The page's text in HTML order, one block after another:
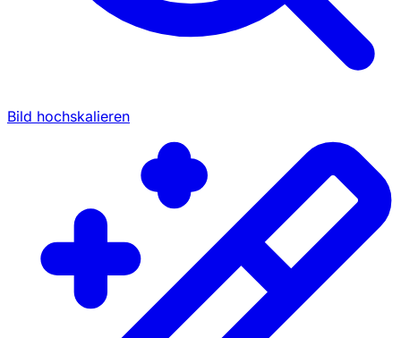
Bild hochskalieren